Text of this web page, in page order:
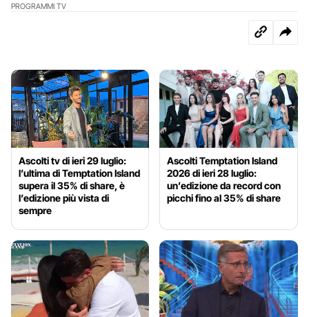
PROGRAMMI TV
Ascolti tv di ieri 29 luglio:
l’ultima di Temptation Island
supera il 35% di share, è
l’edizione più vista di
sempre
Ascolti Temptation Island
2026 di ieri 28 luglio:
un’edizione da record con
picchi fino al 35% di share